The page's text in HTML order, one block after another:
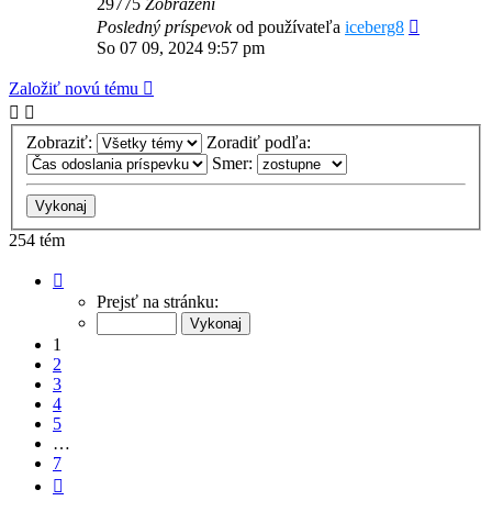
29775 Zobrazení
Posledný príspevokod používateľa iceberg8
So 07 09, 2024 9:57 pm
Založiť novú tému
Zobraziť:
Zoradiť podľa:
Smer:
254 tém
Prejsť na stránku:
1
2
3
4
5
…
7